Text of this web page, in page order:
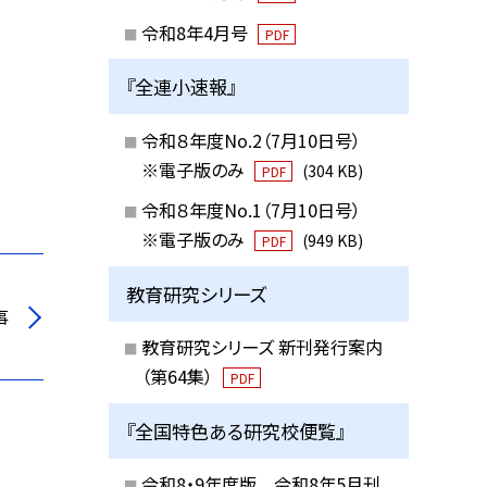
令和8年4月号 PDF
『全連小速報』
令和８年度No.2（7月10日号）
※電子版のみ
PDF (304 KB)
令和８年度No.1（7月10日号）
※電子版のみ
PDF (949 KB)
教育研究シリーズ
教育研究シリーズ 新刊発行案内
（第64集）
PDF
『全国特色ある研究校便覧』